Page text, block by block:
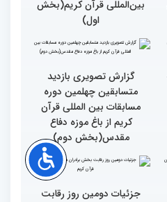
گزارش تصویری برگی از
فعالیت های کمیته پشتیبانی
چهلمین دوره مسابقات بین
المللی قران کریم
استعدادیابی مجری‌گری
قرآنی در حاشیه مسابقات
بین‌المللی قرآن کریم